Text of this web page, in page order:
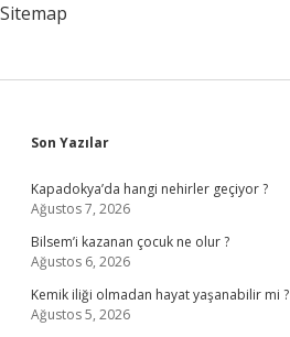
Sitemap
Sidebar
Son Yazılar
Kapadokya’da hangi nehirler geçiyor ?
Ağustos 7, 2026
Bilsem’i kazanan çocuk ne olur ?
Ağustos 6, 2026
Kemik iliği olmadan hayat yaşanabilir mi ?
Ağustos 5, 2026